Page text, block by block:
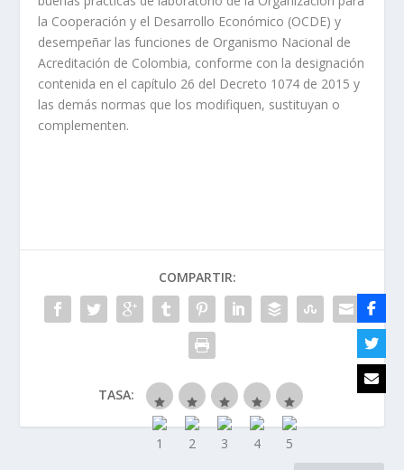
la Cooperación y el Desarrollo Económico (OCDE) y
desempeñar las funciones de Organismo Nacional de
Acreditación de Colombia, conforme con la designación
contenida en el capítulo 26 del Decreto 1074 de 2015 y
las demás normas que los modifiquen, sustituyan o
complementen.
COMPARTIR:
TASA: